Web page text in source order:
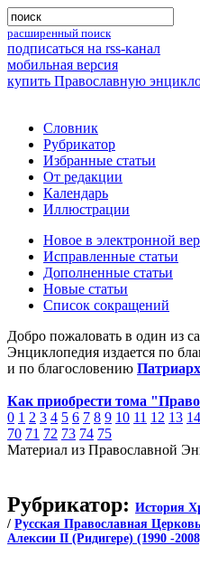
расширенный поиск
подписаться на rss-канал
мобильная версия
купить Православную
Словник
Рубрикатор
Избранные статьи
От редакции
Календарь
Иллюстрации
Новое в электронной
Исправленные статьи
Дополненные статьи
Новые статьи
Список сокращений
Добро пожаловать в один из
Энциклопедия издается по
и по благословению
Как приобрести тома
0 1 2 3 4 5 6 7 8 9 10 11 12 13 14
70 71 72 73 74 75
Материал из Православной
Рубрикатор: История
/ Русская Православная
Алексии II (Ридигере) (1990 -